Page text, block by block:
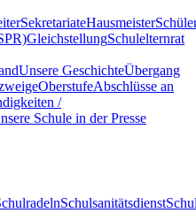
SekretariateHausmeister
GleichstellungSchulelternrat
Unsere GeschichteÜbergang
OberstufeAbschlüsse an
/
Schule in der Presse
Schulsanitätsdienst